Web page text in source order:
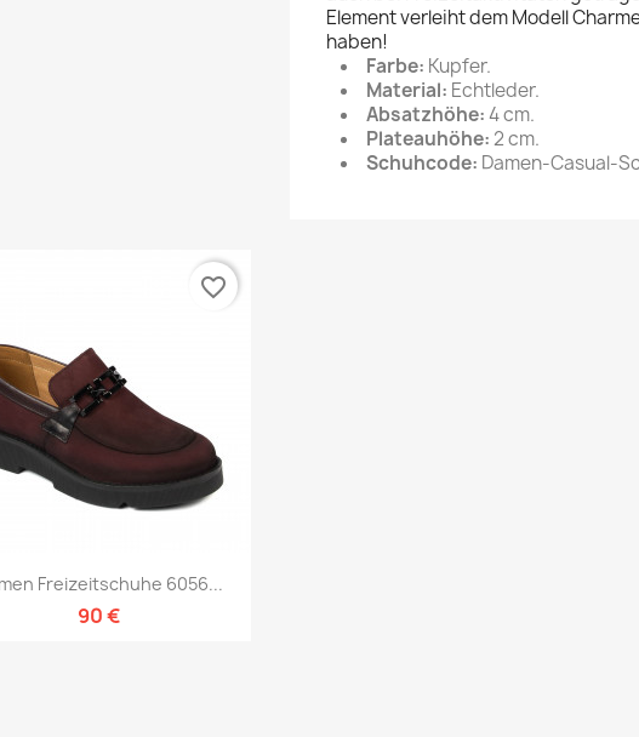
Element verleiht dem Modell
haben!
Farbe: Kupfer.
Material: Echtleder.
Absatzhöhe:4 cm.
Plateauhöhe:2 cm.
Schuhcode: Damen-Casual-
Vorschau
Freizeitschuhe 6056...
90 €
favorite_border